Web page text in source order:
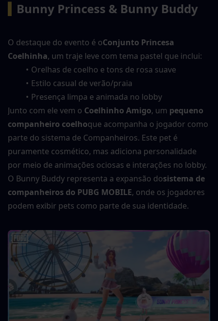
Bunny Princess & Bunny Buddy
O destaque do evento é oConjunto Princesa
Coelhinha, um traje leve com tema pastel que inclui:
Orelhas de coelho e tons de rosa suave
Estilo casual de verão/praia
Presença limpa e animada no lobby
Junto com ele vem o Coelhinho Amigo, um pequeno
companheiro coelhoque acompanha o jogador como
parte do sistema de Companheiros. Este pet é
puramente cosmético, mas adiciona personalidade
por meio de animações ociosas e interações no lobby.
O Bunny Buddy representa a expansão dosistema de
companheiros do PUBG MOBILE, onde os jogadores
podem exibir pets como parte de sua identidade.